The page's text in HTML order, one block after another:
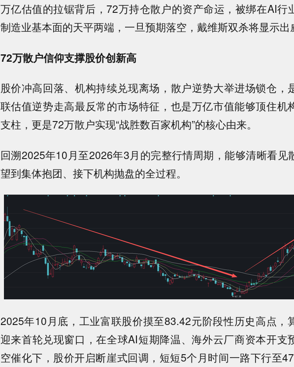
万亿估值的拉锯背后，72万持仓散户的资产命运，被绑在AI行
制造业基本面的天平两端，一旦预期落空，戴维斯双杀将显示出
72万散户信仰支撑股价创新高
股价冲高回落、机构持续兑现离场，散户逆势大举进场锁仓，
联估值逆势走高最反常的市场特征，也是万亿市值能够顶住机
支柱，更是72万散户实现“战胜数百家机构”的核心由来。
回溯2025年10月至2026年3月的完整行情周期，能够清晰看见
望到集体抱团、接下机构抛盘的全过程。
2025年10月底，工业富联股价摸至83.42元阶段性历史高点，
迎来首轮兑现窗口，在全球AI短期降温、海外云厂商资本开支
空催化下，股价开启断崖式回调，短短5个月时间一路下行至